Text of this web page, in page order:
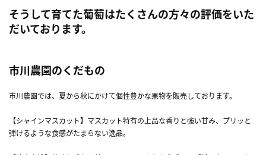
そうして育てた葡萄はたくさんの方々の評価をいた
だいております。
市川農園のくだもの
市川農園では、夏から秋にかけて個性豊かな果物を販売しております。
【シャインマスカット】マスカット特有の上品な香りと強い甘み、プリッと
弾けるような食感がたまらない逸品。